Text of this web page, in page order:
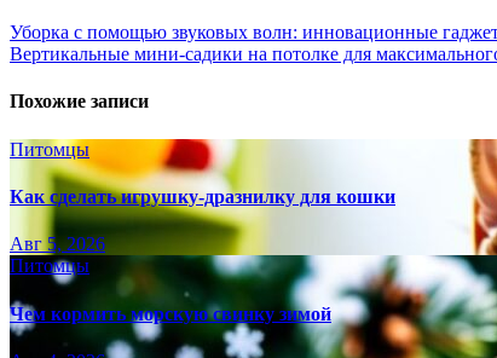
Уборка с помощью звуковых волн: инновационные
Вертикальные мини-садики на потолке для
Похожие записи
Питомцы
Как сделать игрушку-дразнилку для кошки
Авг 5, 2026
Питомцы
Чем кормить морскую свинку зимой